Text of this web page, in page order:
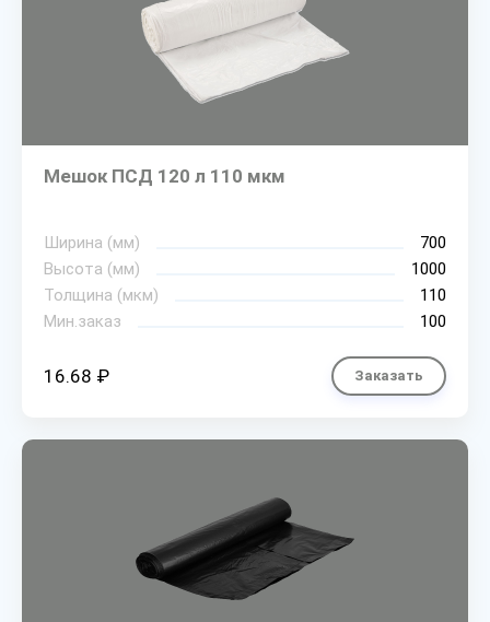
Мешок ПСД 120 л 110 мкм
Ширина (мм)
700
Высота (мм)
1000
Толщина (мкм)
110
Мин.заказ
100
16.68 ₽ Заказать